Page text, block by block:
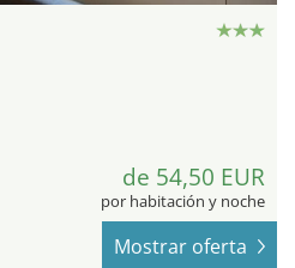
de 54,50 EUR
por habitación y noche
Mostrar oferta